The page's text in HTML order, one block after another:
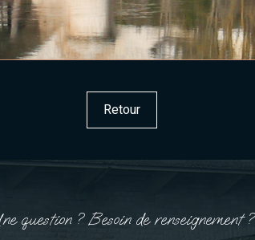
Retour
question ? Besoin de renseignement ?